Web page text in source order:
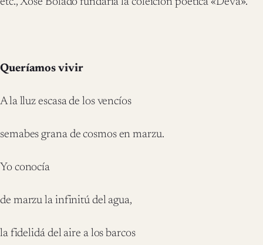
Queríamos vivir
A la lluz escasa de los vencíos
semabes grana de cosmos en marzu.
Yo conocía
de marzu la infinitú del agua,
la fidelidá del aire a los barcos